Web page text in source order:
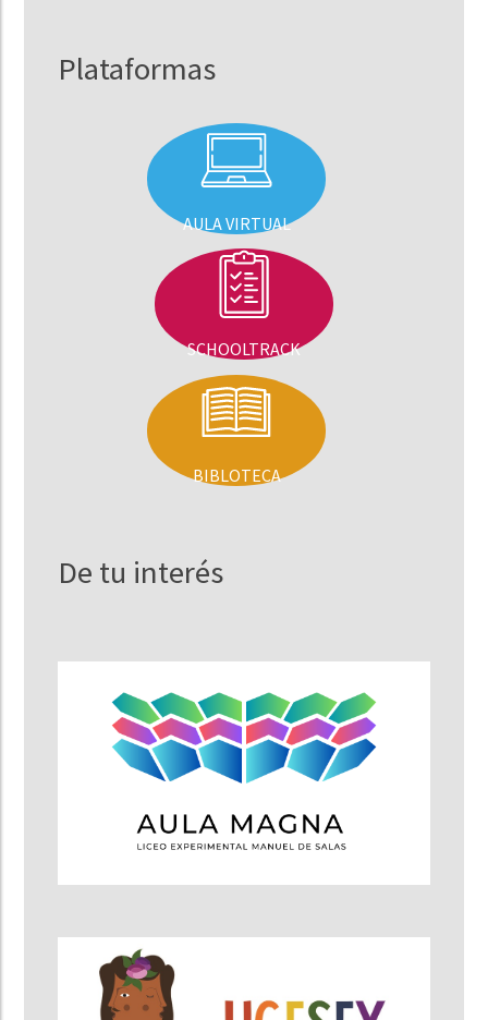
Plataformas
AULA VIRTUAL
SCHOOLTRACK
BIBLOTECA
De tu interés